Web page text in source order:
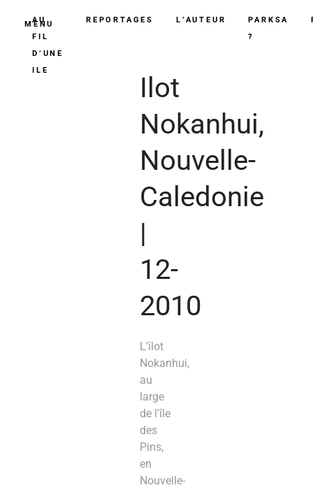
MENU
AU
FIL
D’UNE
ILE
REPORTAGES L’AUTEUR
PARKSA
?
Ilot
Nokanhui,
Nouvelle-
Caledonie
|
12-
2010
L'îlot
Nokanhui,
au
large
de l'île
des
Pins,
en
Nouvelle-